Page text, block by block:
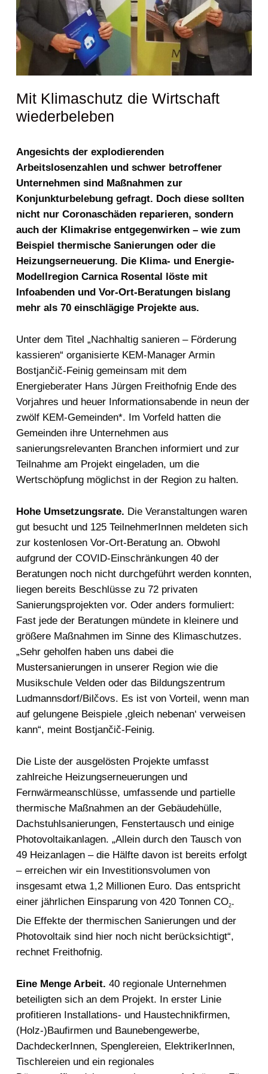
Mit Klimaschutz die Wirtschaft
wiederbeleben
Angesichts der explodierenden
Arbeitslosenzahlen und schwer betroffener
Unternehmen sind Maßnahmen zur
Konjunkturbelebung gefragt. Doch diese sollten
nicht nur Coronaschäden reparieren, sondern
auch der Klimakrise entgegenwirken – wie zum
Beispiel thermische Sanierungen oder die
Heizungserneuerung. Die Klima- und Energie-
Modellregion Carnica Rosental löste mit
Infoabenden und Vor-Ort-Beratungen bislang
mehr als 70 einschlägige Projekte aus.
Unter dem Titel „Nachhaltig sanieren – Förderung
kassieren“ organisierte KEM-Manager Armin
Bostjančič-Feinig gemeinsam mit dem
Energieberater Hans Jürgen Freithofnig Ende des
Vorjahres und heuer Informationsabende in neun der
zwölf KEM-Gemeinden*. Im Vorfeld hatten die
Gemeinden ihre Unternehmen aus
sanierungsrelevanten Branchen informiert und zur
Teilnahme am Projekt eingeladen, um die
Wertschöpfung möglichst in der Region zu halten.
Hohe Umsetzungsrate. Die Veranstaltungen waren
gut besucht und 125 TeilnehmerInnen meldeten sich
zur kostenlosen Vor-Ort-Beratung an. Obwohl
aufgrund der COVID-Einschränkungen 40 der
Beratungen noch nicht durchgeführt werden konnten,
liegen bereits Beschlüsse zu 72 privaten
Sanierungsprojekten vor. Oder anders formuliert:
Fast jede der Beratungen mündete in kleinere und
größere Maßnahmen im Sinne des Klimaschutzes.
„Sehr geholfen haben uns dabei die
Mustersanierungenin unserer Region wie die
Musikschule Velden oder das Bildungszentrum
Ludmannsdorf/Bilčovs. Es ist von Vorteil, wenn man
auf gelungene Beispiele ‚gleich nebenan‘ verweisen
kann“, meint Bostjančič-Feinig.
Die Liste der ausgelösten Projekte umfasst
zahlreiche Heizungserneuerungen und
Fernwärmeanschlüsse, umfassende und partielle
thermische Maßnahmen an der Gebäudehülle,
Dachstuhlsanierungen, Fenstertausch und einige
Photovoltaikanlagen. „Allein durch den Tausch von
49 Heizanlagen – die Hälfte davon ist bereits erfolgt
– erreichen wir ein Investitionsvolumen von
insgesamt etwa 1,2 Millionen Euro. Das entspricht
einer jährlichen Einsparung von 420 Tonnen CO2.
Die Effekte der thermischen Sanierungen und der
Photovoltaik sind hier noch nicht berücksichtigt“,
rechnet Freithofnig.
Eine Menge Arbeit. 40 regionale Unternehmen
beteiligten sich an dem Projekt. In erster Linie
profitieren Installations- und Haustechnikfirmen,
(Holz-)Baufirmen und Baunebengewerbe,
DachdeckerInnen, Spenglereien, ElektrikerInnen,
Tischlereien und ein regionales